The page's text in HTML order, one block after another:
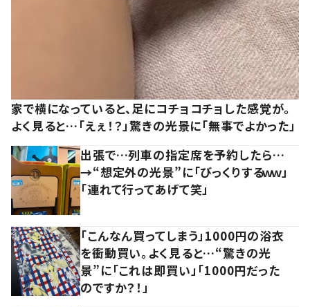
家で横になっていると、足にコチョコチョした感覚が。
よく見ると…「えぇ！？」驚きの光景に「無事でよかった」
出張で…列車の指定席を予約したら…
→“想定外の光景”に「びっくりするｗｗ」
「連れて行ってあげて笑」
「こんなん買ってしまう」1000円の浴衣
を衝動買い。よく見ると…“驚きの光
景”に「これは即買い」「1000円だった
のですか？！」